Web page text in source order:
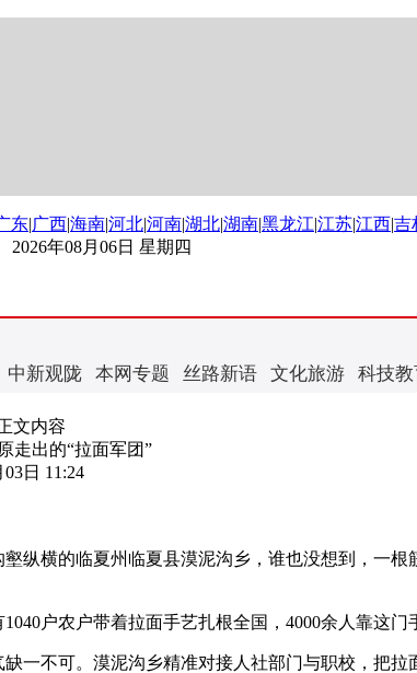
东|广西|海南|河北|河南|湖北|湖南|黑龙江|江苏|江西|吉
2026年08月06日 星期四
中新观陇 本网专题 丝路新语 文化旅游 科技
文内容
走出的“拉面军团”
03日 11:24
横的临夏州临夏县漠泥沟乡，谁也没想到，一根
户农户带着拉面手艺扎根全国，4000余人靠这门
不可。漠泥沟乡精准对接人社部门与职校，把拉